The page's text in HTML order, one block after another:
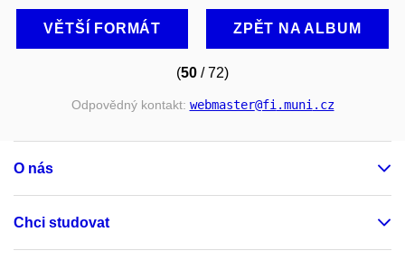
VĚTŠÍ FORMÁT ZPĚT NA ALBUM
(50 / 72)
Odpovědný kontakt: webmaster@fi.muni.cz
O nás
Chci studovat